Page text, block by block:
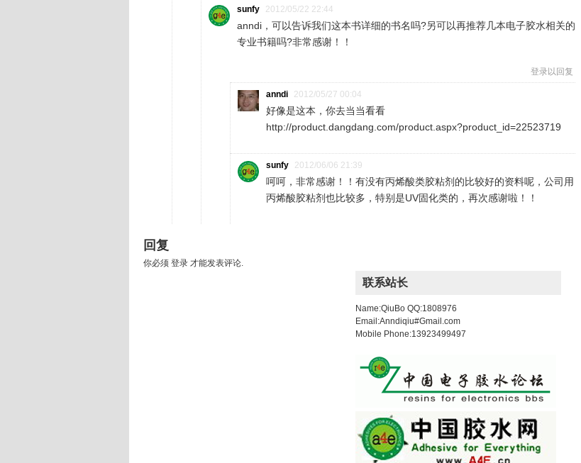
sunfy 2012/05/22 22:44
anndi，可以告诉我们这本书详细的书名吗?另可以再推荐几本电子胶水相关的
专业书籍吗?非常感谢！！
登录以回复
anndi 2012/05/27 00:04
好像是这本，你去当当看看
http://product.dangdang.com/product.aspx?product_id=22523719
sunfy 2012/06/06 21:39
呵呵，非常感谢！！有没有丙烯酸类胶粘剂的比较好的资料呢，公司用
丙烯酸胶粘剂也比较多，特别是UV固化类的，再次感谢啦！！
回复
你必须 登录 才能发表评论.
联系站长
Name:QiuBo QQ:1808976
Email:Anndiqiu#Gmail.com
Mobile Phone:13923499497